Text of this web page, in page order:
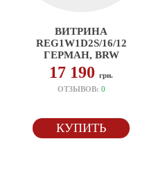
ВИТРИНА
REG1W1D2S/16/12
ГЕРМАН, BRW
17 190грн.
ОТЗЫВОВ: 0
КУПИТЬ